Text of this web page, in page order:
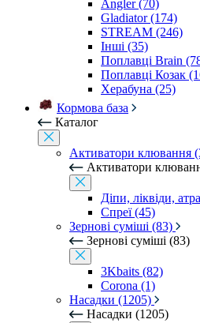
Angler (70)
Gladiator (174)
STREAM (246)
Інші (35)
Поплавці Brain
Поплавці Козак
Херабуна (25)
Кормова база
Каталог
Активатори клювання
Активатори
Діпи, ліквіди,
Спреї (45)
Зернові суміші (83)
Зернові суміші (83)
3Kbaits (82)
Corona (1)
Насадки (1205)
Насадки (1205)